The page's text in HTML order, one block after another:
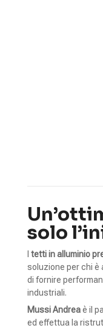
solo
I tetti in alluminio
soluzione per chi è
di fornire
industriali.
Mussi Andrea è il
ed effettua la